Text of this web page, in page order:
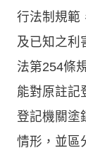
行法制規範
及已知之利
法第254條
能對原註記
登記機關塗
情形，並區